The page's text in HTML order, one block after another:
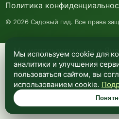
Мы используем куки и
анализа посещаемости и
сайта. Подробнее —в
конфиденциальности.
Политика
© 2026 Садовый гид. Все права
Мы используем cookie для
аналитики и улучшения
пользоваться сайтом, вы
использованием cookie.